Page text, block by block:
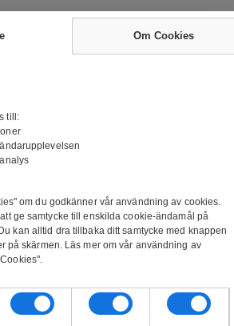
Om Cookies
till:
om du godkänner vår användning av cookies.
ge samtycke till enskilda cookie-ändamål på
kan alltid dra tillbaka ditt samtycke med knappen
på skärmen. Läs mer om vår användning av